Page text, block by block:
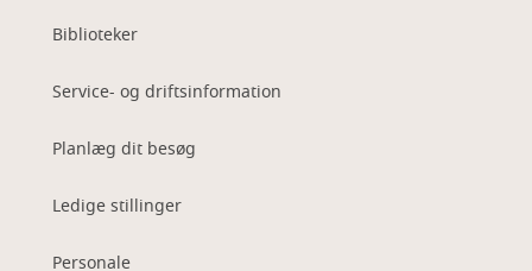
Biblioteker
Service- og driftsinformation
Planlæg dit besøg
Ledige stillinger
Personale